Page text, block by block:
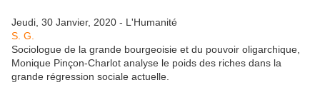
Jeudi, 30 Janvier, 2020 - L'Humanité
S. G.
Sociologue de la grande bourgeoisie et du pouvoir oligarchique,
Monique Pinçon-Charlot analyse le poids des riches dans la
grande régression sociale actuelle.